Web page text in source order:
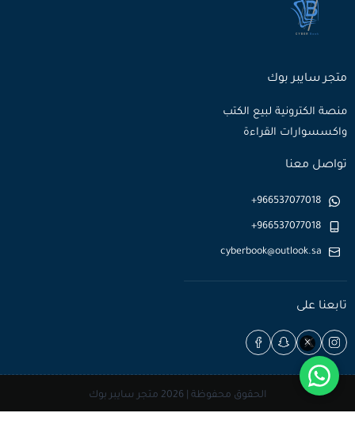
متجر سايبر بوك
منصة الكترونية لبيع الكتب
واكسسوارات القراءة
تواصل معنا
+966537077018
+966537077018
cyberbook@outlook.sa
تابعنا على
الحقوق محفوظة | 2026 متجر سايبر بوك
×